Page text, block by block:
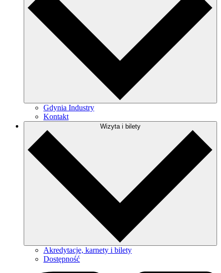
Gdynia Industry
Kontakt
Wizyta i bilety
Akredytacje, karnety i bilety
Dostępność